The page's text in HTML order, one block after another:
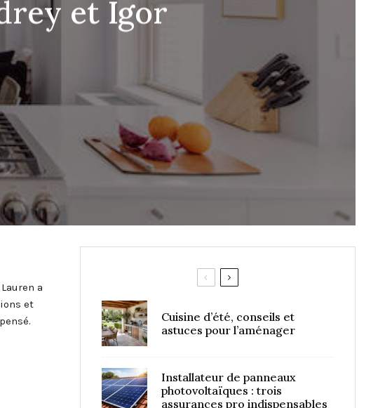
et Igor
a
et
Cuisine d’été, conseils et
astuces pour l’aménager
Installateur de panneaux
photovoltaïques : trois
assurances pro indispensables